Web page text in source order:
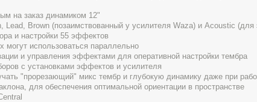
на заказ динамиком 12"
Brown (позаимствованный у усилителя Waza) и Acoustic (для
и настройки 55 эффектов
могут использоваться параллельно
и управления эффектами для оперативной настройки тембра
с установками эффектов и усилителя
"прорезающий" микс тембр и глубокую динамику даже при
для обеспечения оптимальной ориентации в пространстве